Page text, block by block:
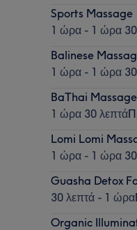
Sports Massage
1 ώρα - 1 ώρα 30
Balinese
1 ώρα - 1 ώρα 30
BaThai
1 ώρα 30 λεπτά
Lomi Lomi
1 ώρα - 1 ώρα 30
Guasha Detox
30 λεπτά - 1 ώρα
Organic